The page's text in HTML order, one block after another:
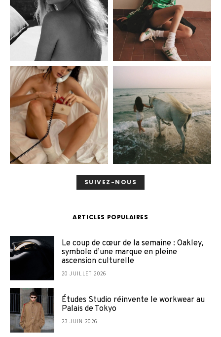
SUIVEZ-NOUS
ARTICLES POPULAIRES
Le coup de cœur de la semaine : Oakley,
symbole d’une marque en pleine
ascension culturelle
20 JUILLET 2026
Études Studio réinvente le workwear au
Palais de Tokyo
23 JUIN 2026